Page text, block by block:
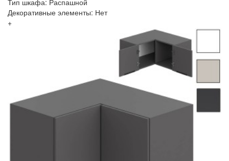
Декоративные элементы: Нет
+